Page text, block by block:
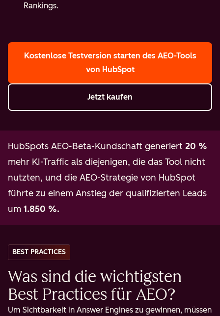
Rankings.
Kostenlose Testversion starten des AEO-Tools
von HubSpot
Jetzt kaufen
HubSpots AEO-Beta-Kundschaft generiert 20 %
mehr KI-Traffic als diejenigen, die das Tool nicht
nutzten, und die AEO-Strategie von HubSpot
führte zu einem Anstieg der qualifizierten Leads
um 1.850 %.
BEST PRACTICES
Was sind die wichtigsten
Best Practices für AEO?
Um Sichtbarkeit in Answer Engines zu gewinnen, müssen